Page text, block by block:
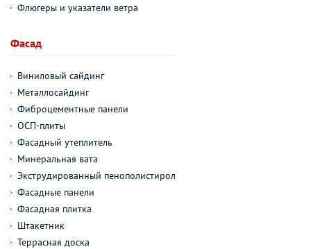
Флюгеры и указатели ветра
Фасад
Виниловый сайдинг
Металлосайдинг
Фиброцементные панели
ОСП-плиты
Фасадный утеплитель
Минеральная вата
Экструдированный пенополистирол
Фасадные панели
Фасадная плитка
Штакетник
Террасная доска